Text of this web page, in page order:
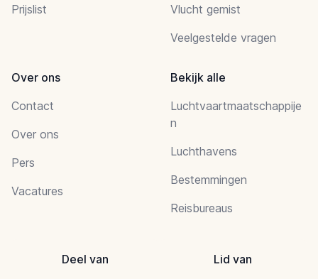
Prijslist
Vlucht gemist
Veelgestelde vragen
Over ons
Contact
Over ons
Pers
Vacatures
Bekijk alle
Luchtvaartmaatschappije
n
Luchthavens
Bestemmingen
Reisbureaus
Deel van Lid van